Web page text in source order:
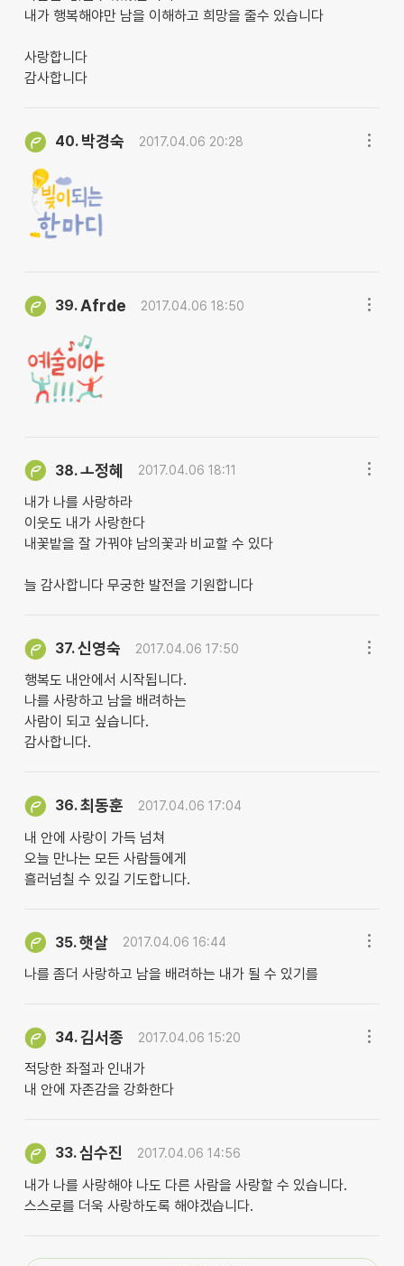
내가 행복해야만 남을 이해하고 희망을 줄수 있습니다
사랑합니다
감사합니다
40. 박경숙 2017.04.06 20:28
39.Afrde 2017.04.06 18:50
38.ㅗ정혜 2017.04.06 18:11
내가 나를 사랑하라
이웃도 내가 사랑한다
내꽃밭을 잘 가꿔야 남의꽃과 비교할 수 있다
늘 감사합니다 무궁한 발전을 기원합니다
37.신영숙 2017.04.06 17:50
행복도 내안에서 시작됩니다.
나를 사랑하고 남을 배려하는
사람이 되고 싶습니다.
감사합니다.
36.최동훈 2017.04.06 17:04
내 안에 사랑이 가득 넘쳐
오늘 만나는 모든 사람들에게
흘러넘칠 수 있길 기도합니다.
35.햇살 2017.04.06 16:44
나를 좀더 사랑하고 남을 배려하는 내가 될 수 있기를
34.김서종 2017.04.06 15:20
적당한 좌절과 인내가
내 안에 자존감을 강화한다
33.심수진 2017.04.06 14:56
내가 나를 사랑해야 나도 다른 사람을 사랑할 수 있습니다.
스스로를 더욱 사랑하도록 해야겠습니다.